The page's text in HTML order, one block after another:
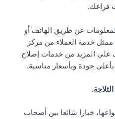
فراغك.
عن طريق الهاتف أو
ممثل خدمة العملاء من مركز
على المزيد من خدمات إصلاح
جودة وبأسعار مناسبة.
خيارا شائعا بين أصحاب